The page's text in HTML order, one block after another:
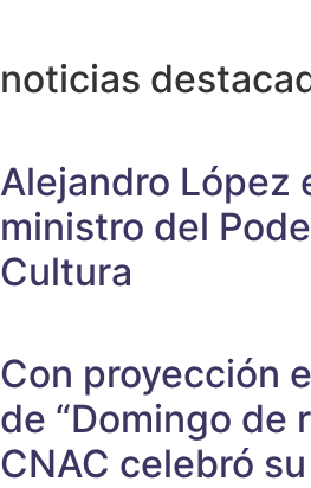
noticias
Alejandro López
ministro del
Cultura
Con proyección
de “Domingo de
CNAC celebró